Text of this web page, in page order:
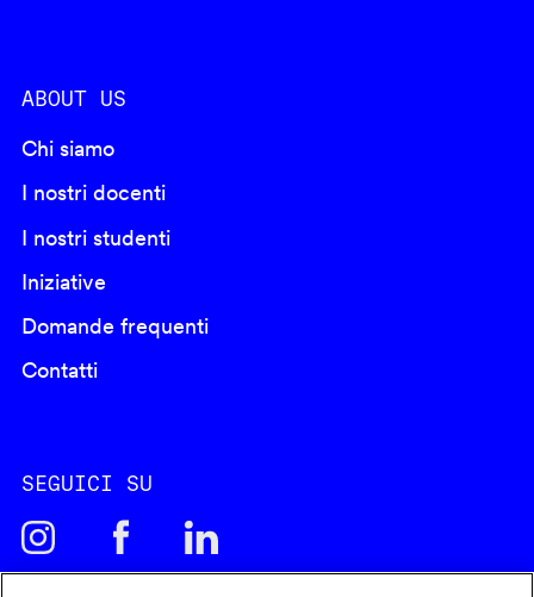
ABOUT US
Chi siamo
I nostri docenti
I nostri studenti
Iniziative
Domande frequenti
Contatti
SEGUICI SU